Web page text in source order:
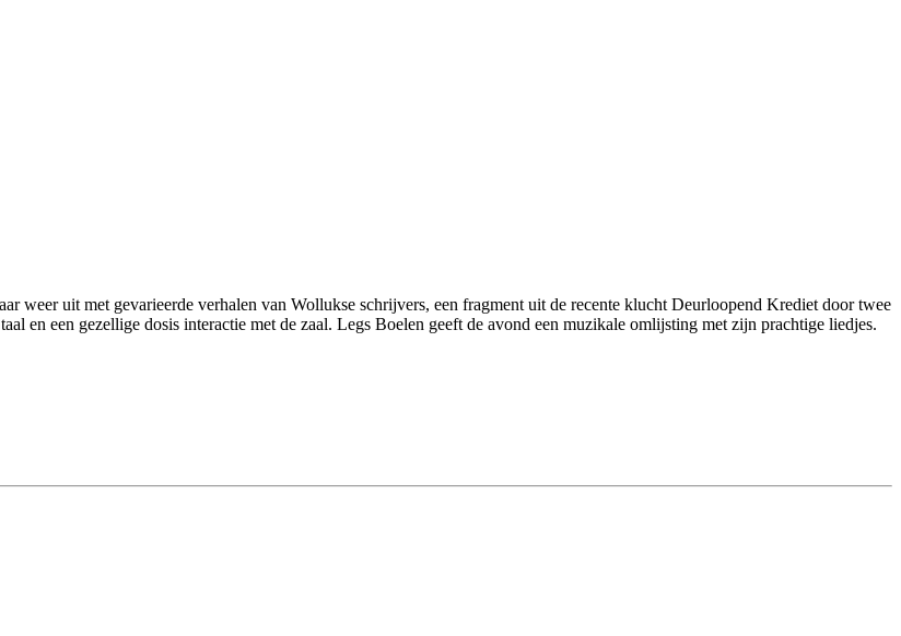
weer uit met gevarieerde verhalen van Wollukse schrijvers, een fragment uit de recente klucht Deurloopend Krediet door twee
en een gezellige dosis interactie met de zaal. Legs Boelen geeft de avond een muzikale omlijsting met zijn prachtige liedjes.